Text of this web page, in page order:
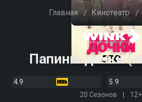
Главная / Кинотеатр /
Папины дочки
4.9
5.9
20 Сезонов
12+